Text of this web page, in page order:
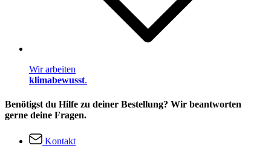
Wir arbeiten
klimabewusst.
Benötigst du Hilfe zu deiner Bestellung? Wir beantworten
gerne deine Fragen.
Kontakt